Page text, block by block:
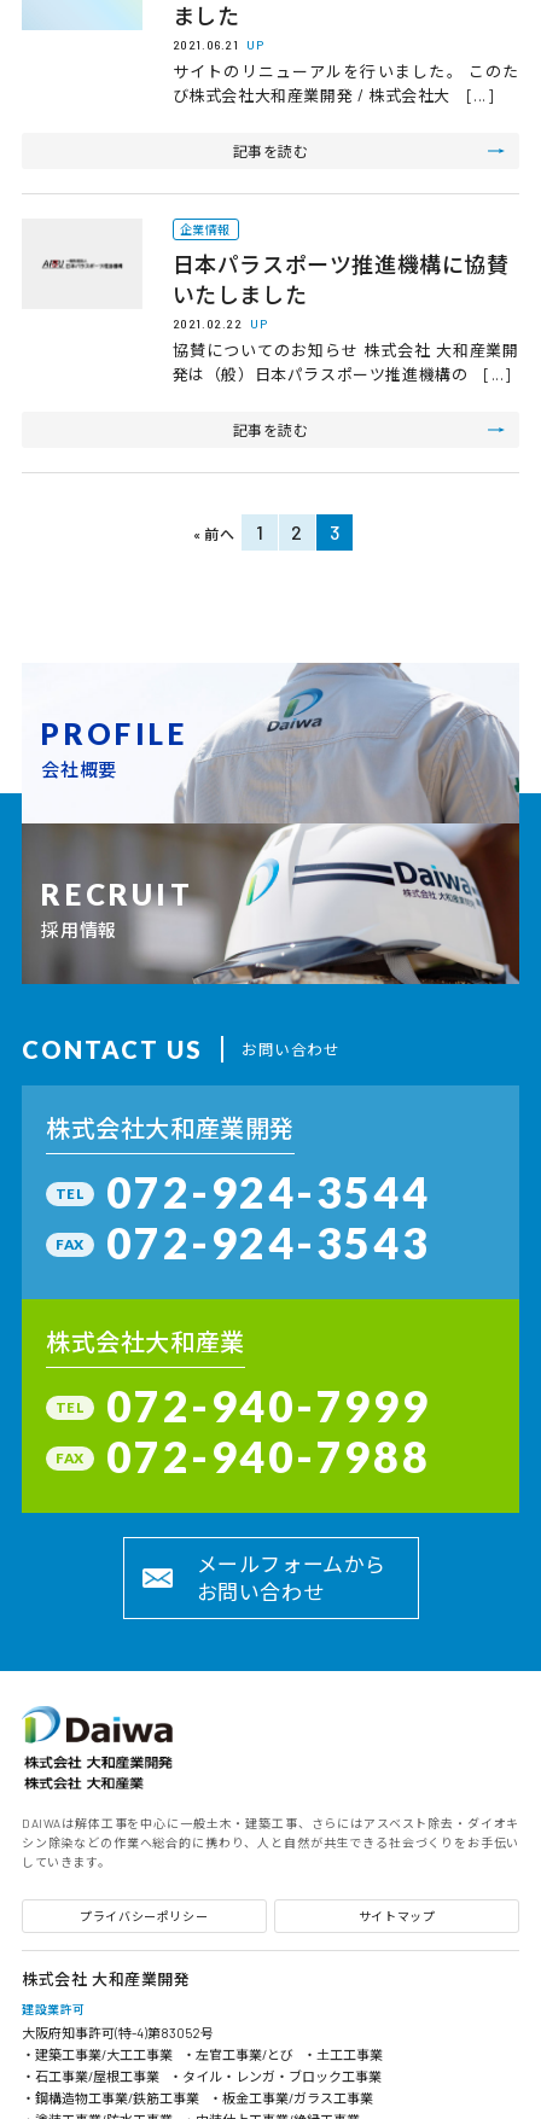
ました
2021.06.21 UP
サイトのリニューアルを行いました。 このた
び株式会社大和産業開発 / 株式会社大 [...]
記事を読む
企業情報
日本パラスポーツ推進機構に協賛
いたしました
2021.02.22 UP
協賛についてのお知らせ 株式会社 大和産業開
発は（般）日本パラスポーツ推進機構の [...]
記事を読む
« 前へ 1 2 3
PROFILE
会社概要
RECRUIT
採用情報
CONTACT US お問い合わせ
株式会社大和産業開発
TEL 072-924-3544
FAX 072-924-3543
株式会社大和産業
TEL 072-940-7999
FAX 072-940-7988
メールフォームから
お問い合わせ
DAIWAは解体工事を中心に一般土木・建築工事、さらにはアスベスト除去・ダイオキ
シン除染などの作業へ総合的に携わり、人と自然が共生できる社会づくりをお手伝い
していきます。
プライバシーポリシー サイトマップ
株式会社 大和産業開発
建設業許可
大阪府知事許可(特-4)第83052号
・建築工事業/大工工事業
・左官工事業/とび
・土工工事業
・石工事業/屋根工事業
・タイル・レンガ・ブロック工事業
・鋼構造物工事業/鉄筋工事業
・板金工事業/ガラス工事業